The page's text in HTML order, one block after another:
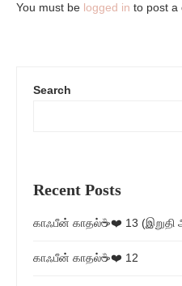
You must be logged in to post a
Search
Recent Posts
காஃபீன் காதல்☕❤️ 13 (இறுதி
காஃபீன் காதல்☕❤️ 12